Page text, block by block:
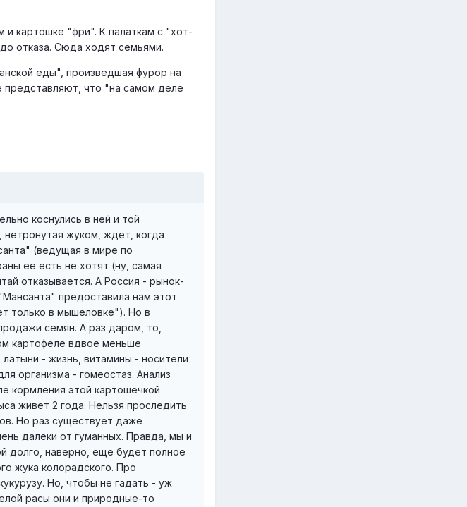
и картошке "фри". К палаткам с "хот-
отказа. Сюда ходят семьями.
еды", произведшая фурор на
представляют, что "на самом деле
коснулись в ней и той
жуком, ждет, когда
(ведущая в мире по
ее есть не хотят (ну, самая
отказывается. А Россия - рынок-
предоставила нам этот
только в мышеловке"). Но в
семян. А раз даром, то,
картофеле вдвое меньше
- жизнь, витамины - носители
организма - гомеостаз. Анализ
кормления этой картошечкой
живет 2 года. Нельзя проследить
Но раз существует даже
далеки от гуманных. Правда, мы и
долго, наверно, еще будет полное
жука колорадского. Про
Но, чтобы не гадать - уж
расы они и природные-то